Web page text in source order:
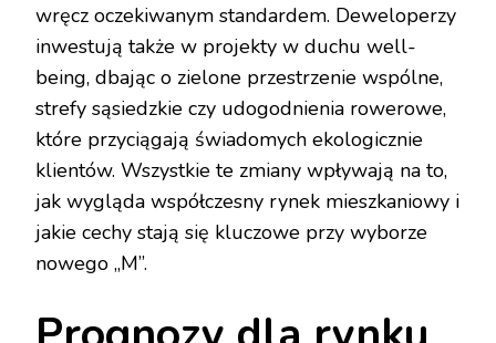
wręcz oczekiwanym standardem. Deweloperzy
inwestują także w projekty w duchu well-
being, dbając o zielone przestrzenie wspólne,
strefy sąsiedzkie czy udogodnienia rowerowe,
które przyciągają świadomych ekologicznie
klientów. Wszystkie te zmiany wpływają na to,
jak wygląda współczesny rynek mieszkaniowy i
jakie cechy stają się kluczowe przy wyborze
nowego „M”.